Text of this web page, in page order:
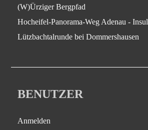
(W)Ürziger Bergpfad
Hocheifel-Panorama-Weg Adenau - Insul
Lützbachtalrunde bei Dommershausen
BENUTZER
Anmelden